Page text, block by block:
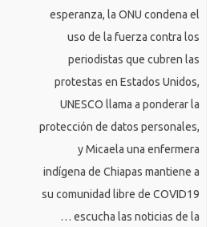
esperanza, la ONU condena el
uso de la fuerza contra los
periodistas que cubren las
protestas en Estados Unidos,
UNESCO llama a ponderar la
protección de datos personales,
y Micaela una enfermera
indígena de Chiapas mantiene a
su comunidad libre de COVID19
… escucha las noticias de la